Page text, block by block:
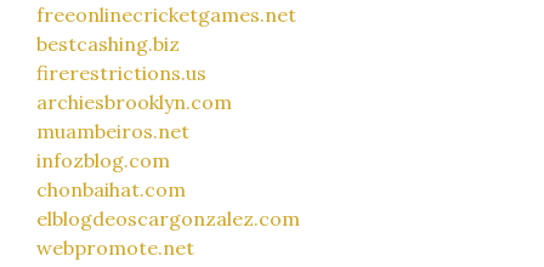
freeonlinecricketgames.net
bestcashing.biz
firerestrictions.us
archiesbrooklyn.com
muambeiros.net
infozblog.com
chonbaihat.com
elblogdeoscargonzalez.com
webpromote.net